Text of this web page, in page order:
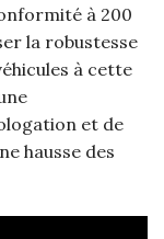
à 200
la robustesse
à cette
et de
hausse des